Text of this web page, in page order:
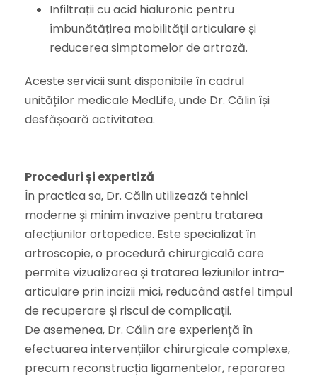
Infiltrații cu acid hialuronic pentru
îmbunătățirea mobilității articulare și
reducerea simptomelor de artroză.
Aceste servicii sunt disponibile în cadrul
unităților medicale MedLife, unde Dr. Călin își
desfășoară activitatea.
Proceduri și expertiză
În practica sa, Dr. Călin utilizează tehnici
moderne și minim invazive pentru tratarea
afecțiunilor ortopedice. Este specializat în
artroscopie, o procedură chirurgicală care
permite vizualizarea și tratarea leziunilor intra-
articulare prin incizii mici, reducând astfel timpul
de recuperare și riscul de complicații.
De asemenea, Dr. Călin are experiență în
efectuarea intervențiilor chirurgicale complexe,
precum reconstrucția ligamentelor, repararea